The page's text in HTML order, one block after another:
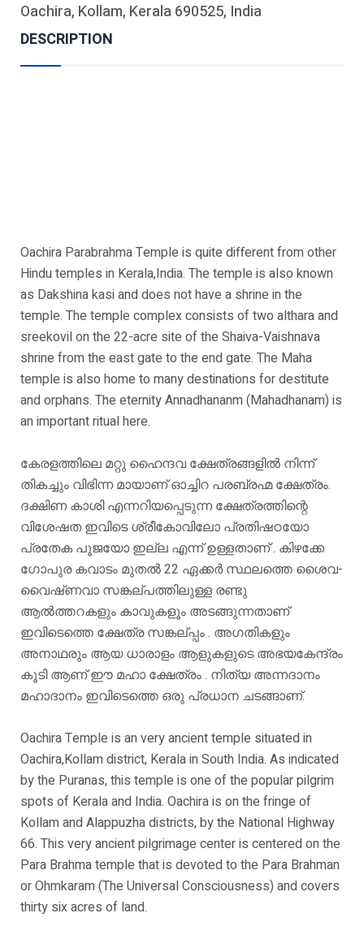
Oachira, Kollam, Kerala 690525, India
DESCRIPTION
Oachira Parabrahma Temple is quite different from other
Hindu temples in Kerala,India. The temple is also known
as Dakshina kasi and does not have a shrine in the
temple. The temple complex consists of two althara and
sreekovil on the 22-acre site of the Shaiva-Vaishnava
shrine from the east gate to the end gate. The Maha
temple is also home to many destinations for destitute
and orphans. The eternity Annadhananm (Mahadhanam) is
an important ritual here.
കേരളത്തിലെ മറ്റു ഹൈന്ദവ ക്ഷേത്രങ്ങളിൽ നിന്ന്
തികച്ചും വിഭിന്ന മായാണ് ഓച്ചിറ പരബ്രഹ്മ ക്ഷേത്രം.
ദക്ഷിണ കാശി എന്നറിയപ്പെടുന്ന ക്ഷേത്രത്തിന്റെ
വിശേഷത ഇവിടെ ശ്രീകോവിലോ പ്രതിഷഠയോ
പ്രതേക പൂജയോ ഇല്ല എന്ന് ഉള്ളതാണ് . കിഴക്കേ
ഗോപുര കവാടം മുതൽ 22 ഏക്കർ സ്ഥലത്തെ ശൈവ-
വൈഷ്‌ണവാ സങ്കല്പത്തിലുള്ള രണ്ടു
ആൽത്തറകളും കാവുകളൂം അടങ്ങുന്നതാണ്
ഇവിടെത്തെ ക്ഷേത്ര സങ്കല്പ്പം . അഗതികളും
അനാഥരും ആയ ധാരാളം ആളുകളുടെ അഭയകേന്ദ്രം
കൂടി ആണ് ഈ മഹാ ക്ഷേത്രം . നിത്യ അന്നദാനം
മഹാദാനം ഇവിടെത്തെ ഒരു പ്രധാന ചടങ്ങാണ്.
Oachira Temple is an very ancient temple situated in
Oachira,Kollam district, Kerala in South India. As indicated
by the Puranas, this temple is one of the popular pilgrim
spots of Kerala and India. Oachira is on the fringe of
Kollam and Alappuzha districts, by the National Highway
66. This very ancient pilgrimage center is centered on the
Para Brahma temple that is devoted to the Para Brahman
or Ohmkaram (The Universal Consciousness) and covers
thirty six acres of land.